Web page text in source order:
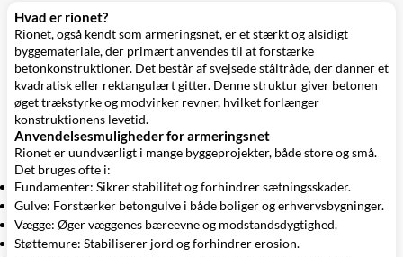
Hvad er rionet?
Rionet, også kendt som armeringsnet, er et stærkt og alsidigt
byggemateriale, der primært anvendes til at forstærke
betonkonstruktioner. Det består af svejsede ståltråde, der danner et
kvadratisk eller rektangulært gitter. Denne struktur giver betonen
øget trækstyrke og modvirker revner, hvilket forlænger
konstruktionens levetid.
Anvendelsesmuligheder for armeringsnet
Rionet er uundværligt i mange byggeprojekter, både store og små.
Det bruges ofte i:
Fundamenter: Sikrer stabilitet og forhindrer sætningsskader.
Gulve: Forstærker betongulve i både boliger og erhvervsbygninger.
Vægge: Øger væggenes bæreevne og modstandsdygtighed.
Støttemure: Stabiliserer jord og forhindrer erosion.